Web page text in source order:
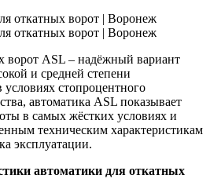
ворот ASL – надёжный вариант
и средней степени
стопроцентного
автоматика ASL показывает
в самых жёстких условиях и
техническим характеристикам
эксплуатации.
автоматики для откатных